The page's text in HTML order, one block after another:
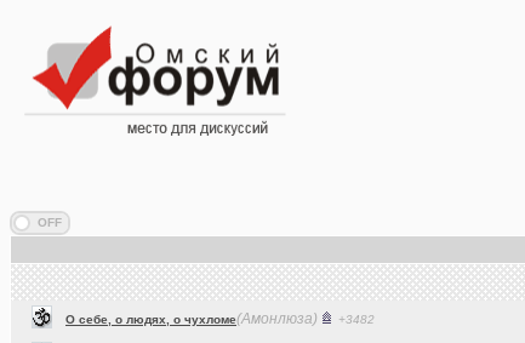
about kazakhstan(karaganda) +2232